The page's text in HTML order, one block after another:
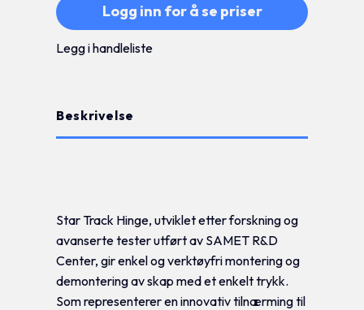
Logg inn for å se priser
Legg i handleliste
Beskrivelse
Star Track Hinge, utviklet etter forskning og
avanserte tester utført av SAMET R&D
Center, gir enkel og verktøyfri montering og
demontering av skap med et enkelt trykk.
Som representerer en innovativ tilnærming til